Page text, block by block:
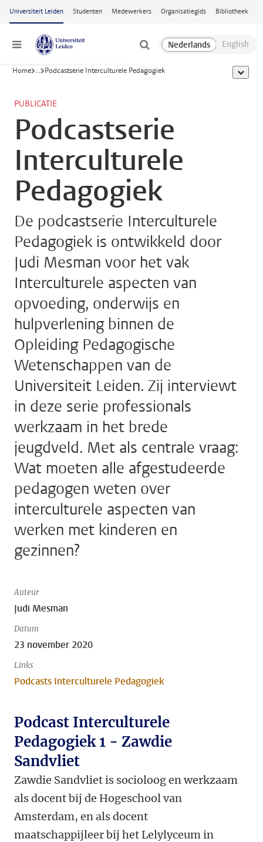
Ga naar hoofdinhoud
Universiteit Leiden Studenten Medewerkers Organisatiegids Bibliotheek
Menu
Home ... Podcastserie Interculturele Pedagogiek toon
PUBLICATIE
Podcastserie
Interculturele
Pedagogiek
De podcastserie Interculturele
Pedagogiek is ontwikkeld door
Judi Mesman voor het vak
Interculturele aspecten van
opvoeding, onderwijs en
hulpverlening binnen de
Opleiding Pedagogische
Wetenschappen van de
Universiteit Leiden. Zij interviewt
in deze serie professionals
werkzaam in het brede
jeugdveld. Met als centrale vraag:
Wat moeten alle afgestudeerde
pedagogen weten over
interculturele aspecten van
werken met kinderen en
gezinnen?
Auteur
Judi Mesman
Datum
23 november 2020
Links
Podcasts Interculturele Pedagogiek
Podcast Interculturele
Pedagogiek 1 - Zawdie
Sandvliet
Zawdie Sandvliet is socioloog en werkzaam
als docent bij de Hogeschool van
Amsterdam, en als docent
maatschappijleer bij het Lelylyceum in